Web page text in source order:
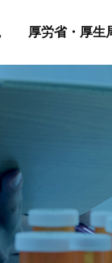
厚労省・厚生